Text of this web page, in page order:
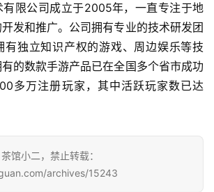
有限公司成立于2005年，一直专注于地
发和推广。公司拥有专业的技术研发团
有独立知识产权的游戏、周边娱乐等技
的数款手游产品已在全国多个省市成功
多万注册玩家，其中活跃玩家数已达
馆小二，禁止转载：
archives/15243